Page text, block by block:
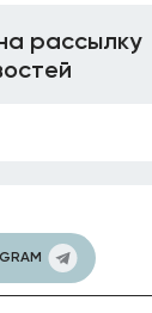
рассылку